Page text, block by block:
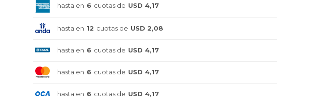
hasta en 6 cuotas de USD 4,17
hasta en 12 cuotas de USD 2,08
hasta en 6 cuotas de USD 4,17
hasta en 6 cuotas de USD 4,17
hasta en 6 cuotas de USD 4,17